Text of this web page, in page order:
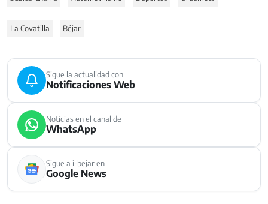
La Covatilla Béjar
Sigue la actualidad con
Notificaciones Web
Noticias en el canal de
WhatsApp
Sigue a i-bejar en
Google News